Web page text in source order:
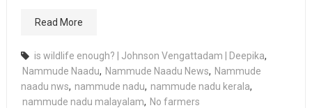
Read More
is wildlife enough? | Johnson Vengattadam | Deepika,
Nammude Naadu, Nammude Naadu News, Nammude
naadu nws, nammude nadu, nammude nadu kerala,
nammude nadu malayalam, No farmers